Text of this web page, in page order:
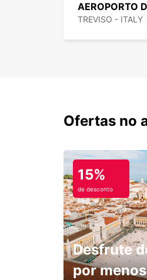
AEROPORTO
TREVISO - ITALY
Ofertas no
15%
de desconto
Desfrute
por